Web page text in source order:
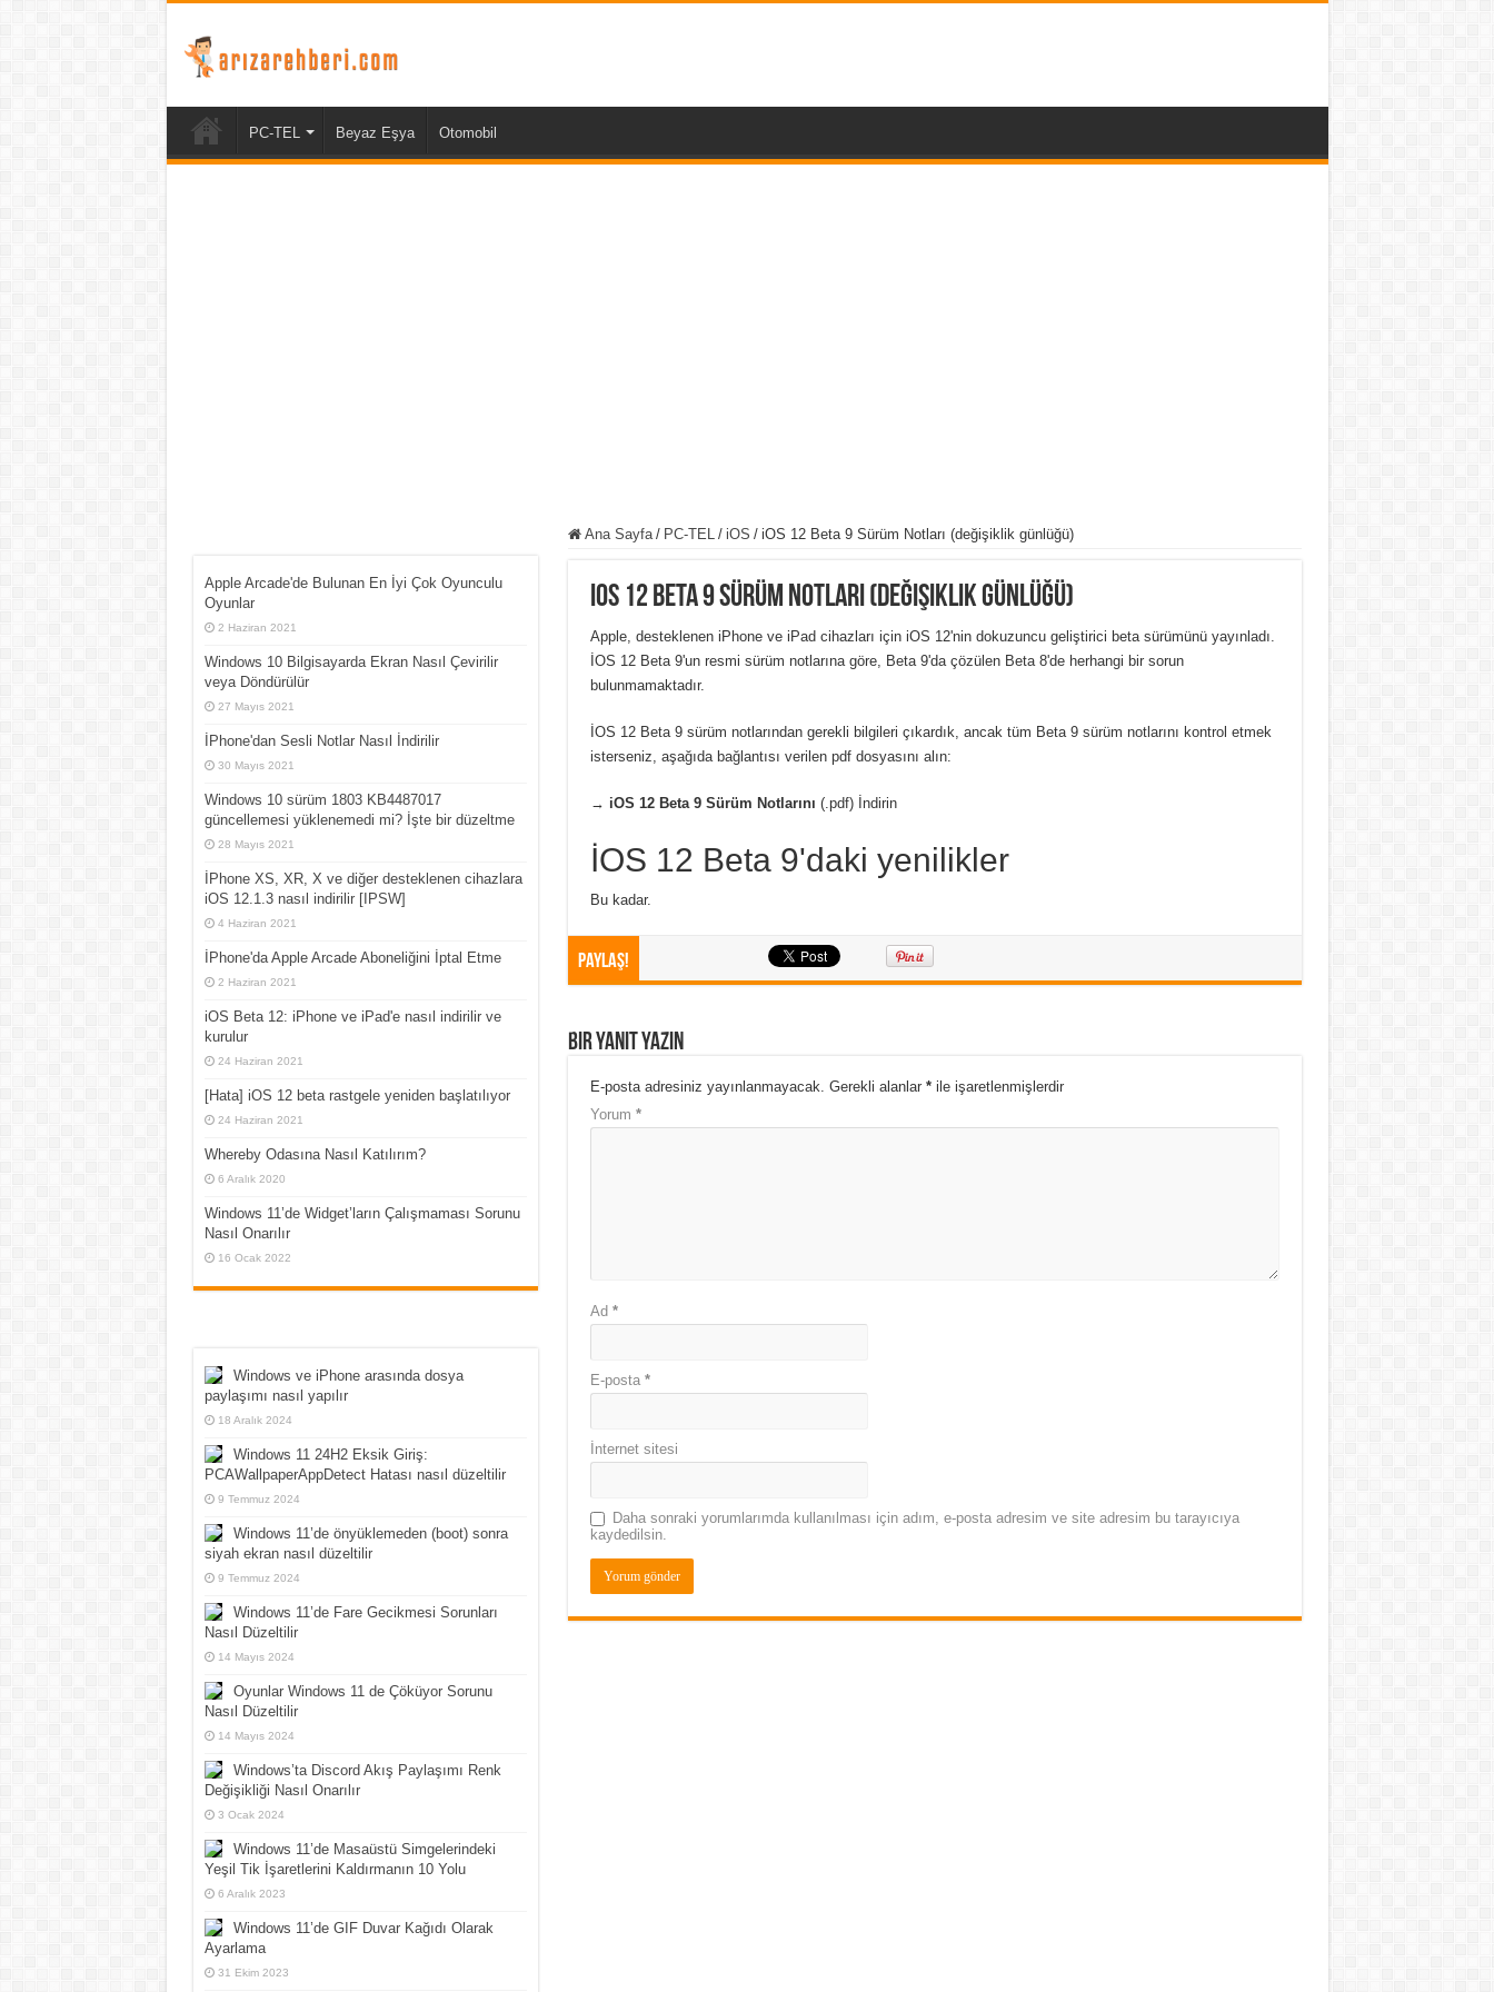
PC-TEL Beyaz Eşya Otomobil
Ana Sayfa / PC-TEL / iOS / iOS 12 Beta 9 Sürüm Notları (değişiklik günlüğü)
iOS 12 Beta 9 Sürüm Notları (değişiklik günlüğü)
Apple, desteklenen iPhone ve iPad cihazları için iOS 12'nin dokuzuncu geliştirici beta sürümünü yayınladı.
İOS 12 Beta 9'un resmi sürüm notlarına göre, Beta 9'da çözülen Beta 8'de herhangi bir sorun
bulunmamaktadır.
İOS 12 Beta 9 sürüm notlarından gerekli bilgileri çıkardık, ancak tüm Beta 9 sürüm notlarını kontrol etmek
isterseniz, aşağıda bağlantısı verilen pdf dosyasını alın:
→ iOS 12 Beta 9 Sürüm Notlarını (.pdf) İndirin
İOS 12 Beta 9'daki yenilikler
Bu kadar.
Paylaş!
Bir yanıt yazın
E-posta adresiniz yayınlanmayacak. Gerekli alanlar *ile işaretlenmişlerdir
Yorum *
Ad *
E-posta *
İnternet sitesi
Daha sonraki yorumlarımda kullanılması için adım, e-posta adresim ve site adresim bu tarayıcıya
kaydedilsin.
Apple Arcade'de Bulunan En İyi Çok Oyunculu
Oyunlar
2 Haziran 2021
Windows 10 Bilgisayarda Ekran Nasıl Çevirilir
veya Döndürülür
27 Mayıs 2021
İPhone'dan Sesli Notlar Nasıl İndirilir
30 Mayıs 2021
Windows 10 sürüm 1803 KB4487017
güncellemesi yüklenemedi mi? İşte bir düzeltme
28 Mayıs 2021
İPhone XS, XR, X ve diğer desteklenen cihazlara
iOS 12.1.3 nasıl indirilir [IPSW]
4 Haziran 2021
İPhone'da Apple Arcade Aboneliğini İptal Etme
2 Haziran 2021
iOS Beta 12: iPhone ve iPad'e nasıl indirilir ve
kurulur
24 Haziran 2021
[Hata] iOS 12 beta rastgele yeniden başlatılıyor
24 Haziran 2021
Whereby Odasına Nasıl Katılırım?
6 Aralık 2020
Windows 11’de Widget’ların Çalışmaması Sorunu
Nasıl Onarılır
16 Ocak 2022
Windows ve iPhone arasında dosya
paylaşımı nasıl yapılır
18 Aralık 2024
Windows 11 24H2 Eksik Giriş:
PCAWallpaperAppDetect Hatası nasıl düzeltilir
9 Temmuz 2024
Windows 11’de önyüklemeden (boot) sonra
siyah ekran nasıl düzeltilir
9 Temmuz 2024
Windows 11’de Fare Gecikmesi Sorunları
Nasıl Düzeltilir
14 Mayıs 2024
Oyunlar Windows 11 de Çöküyor Sorunu
Nasıl Düzeltilir
14 Mayıs 2024
Windows’ta Discord Akış Paylaşımı Renk
Değişikliği Nasıl Onarılır
3 Ocak 2024
Windows 11’de Masaüstü Simgelerindeki
Yeşil Tik İşaretlerini Kaldırmanın 10 Yolu
6 Aralık 2023
Windows 11’de GIF Duvar Kağıdı Olarak
Ayarlama
31 Ekim 2023